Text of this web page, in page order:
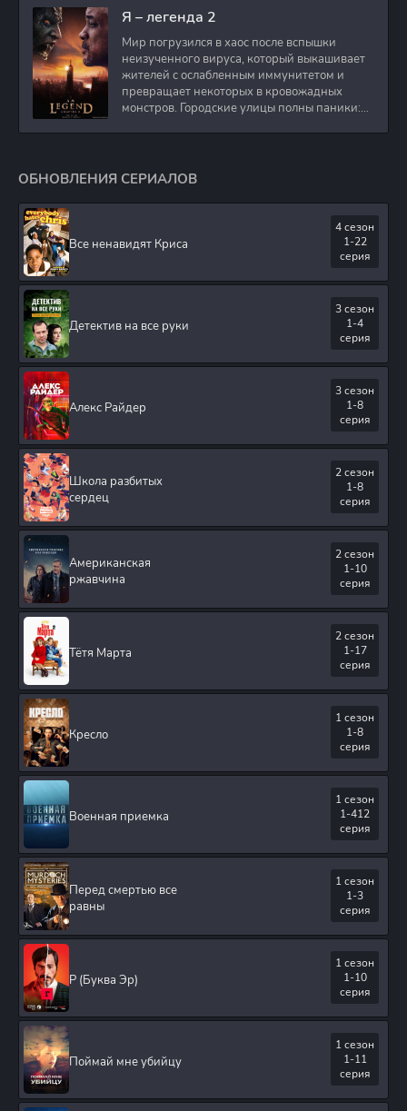
1080p Raw+Rus
Я – легенда 2
Мир погрузился в хаос после вспышки
неизученного вируса, который выкашивает
жителей с ослабленным иммунитетом и
превращает некоторых в кровожадных
монстров. Городские улицы полны паники:
ОБНОВЛЕНИЯ СЕРИАЛОВ
Все ненавидят Криса
4 сезон
1-22
серия
Детектив на все руки
3 сезон
1-4
серия
Алекс Райдер
3 сезон
1-8
серия
Школа разбитых
сердец
2 сезон
1-8
серия
Американская
ржавчина
2 сезон
1-10
серия
Тётя Марта
2 сезон
1-17
серия
Кресло
1 сезон
1-8
серия
Военная приемка
1 сезон
1-412
серия
Перед смертью все
равны
1 сезон
1-3
серия
Р (Буква Эр)
1 сезон
1-10
серия
Поймай мне убийцу
1 сезон
1-11
серия